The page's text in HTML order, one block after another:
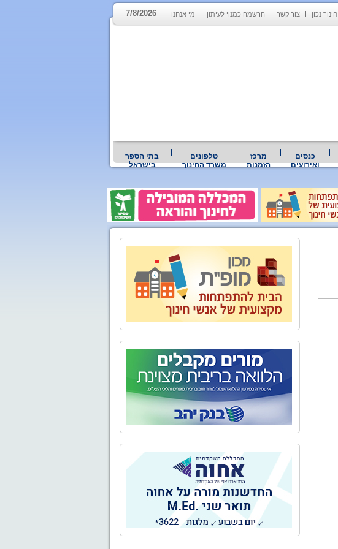
חינוך נכון צור קשר הרשמה כמנוי לעיתון מי אנחנו 7/8/2026
כנסים
ואירועים
מרכז
הזמנות
טלפונים
משרד החינוך
בתי הספר
בישראל